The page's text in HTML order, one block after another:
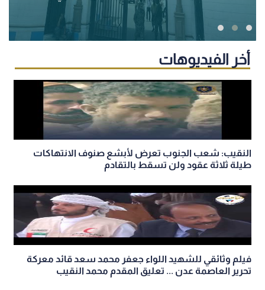
أخر الفيديوهات
النقيب: شعب الجنوب تعرض لأبشع صنوف الانتهاكات
طيلة ثلاثة عقود ولن تسقط بالتقادم
فيلم وثائقي للشهيد اللواء جعفر محمد سعد قائد معركة
تحرير العاصمة عدن ... تعليق المقدم محمد النقيب